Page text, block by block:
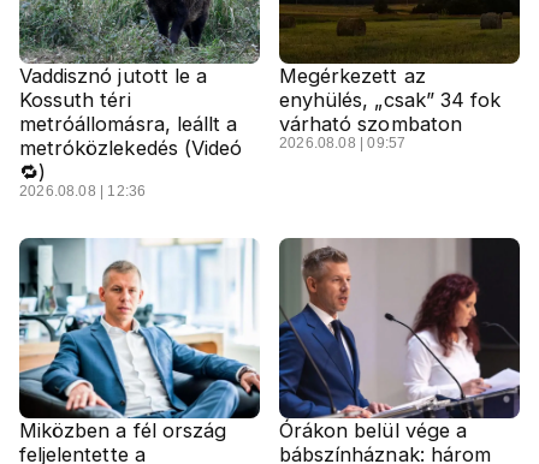
Vaddisznó jutott le a
Kossuth téri
metróállomásra, leállt a
metróközlekedés (Videó
🔁)
2026.08.08 | 12:36
Megérkezett az
enyhülés, „csak” 34 fok
várható szombaton
2026.08.08 | 09:57
Miközben a fél ország
feljelentette a
Órákon belül vége a
bábszínháznak: három